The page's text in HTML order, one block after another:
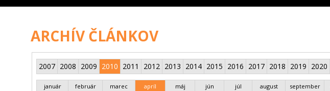
ARCHÍV ČLÁNKOV
2007 2008 2009 2010 2011 2012 2013 2014 2015 2016 2017 2018 2019 2020
január február marec apríl máj jún júl august september